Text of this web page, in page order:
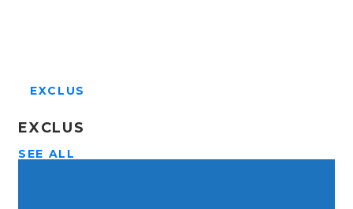
EXCLUS
EXCLUS
SEE ALL